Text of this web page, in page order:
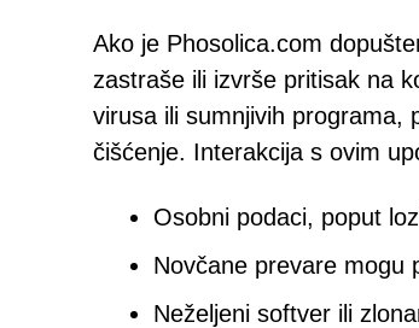
Ako je Phosolica.com
zastraše ili izvrše pritisak na
virusa ili sumnjivih programa,
čišćenje. Interakcija s ovim
Osobni podaci, poput
Novčane prevare mogu
Neželjeni softver ili